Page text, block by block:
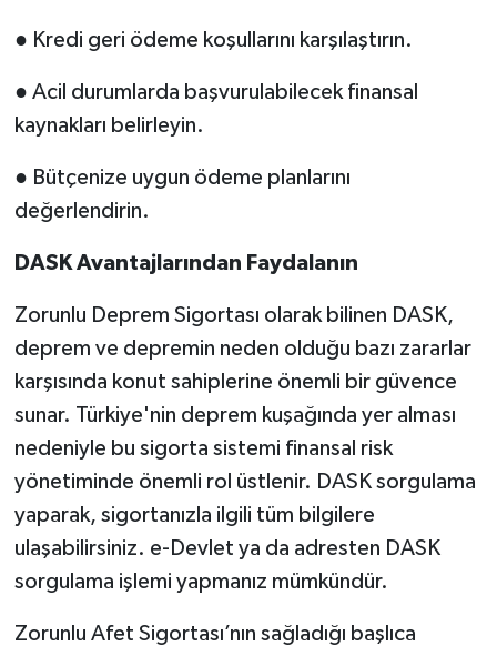
● Kredi geri ödeme koşullarını karşılaştırın.
● Acil durumlarda başvurulabilecek finansal
kaynakları belirleyin.
● Bütçenize uygun ödeme planlarını
değerlendirin.
DASK Avantajlarından Faydalanın
Zorunlu Deprem Sigortası olarak bilinen DASK,
deprem ve depremin neden olduğu bazı zararlar
karşısında konut sahiplerine önemli bir güvence
sunar. Türkiye'nin deprem kuşağında yer alması
nedeniyle bu sigorta sistemi finansal risk
yönetiminde önemli rol üstlenir. DASK sorgulama
yaparak, sigortanızla ilgili tüm bilgilere
ulaşabilirsiniz. e-Devlet ya da adresten DASK
sorgulama işlemi yapmanız mümkündür.
Zorunlu Afet Sigortası’nın sağladığı başlıca